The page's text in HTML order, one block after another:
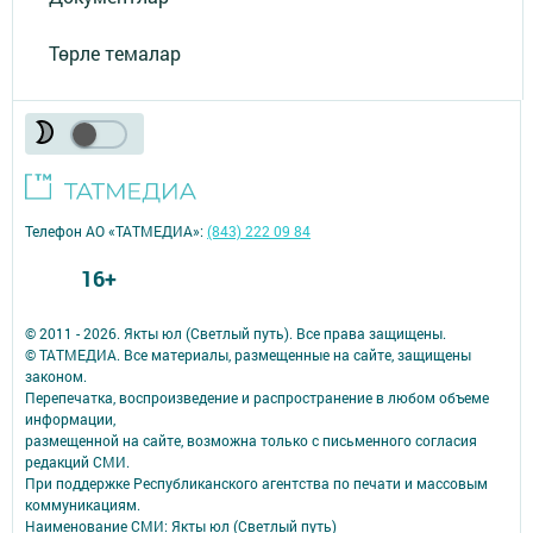
Төрле темалар
© 2011 - 2026. Якты юл (Светлый путь). Все права защищены.
© ТАТМЕДИА. Все материалы, размещенные на сайте, защищены
законом.
Перепечатка, воспроизведение и распространение в любом объеме
информации,
размещенной на сайте, возможна только с письменного согласия
редакций СМИ.
При поддержке Республиканского агентства по печати и массовым
коммуникациям.
Наименование СМИ: Якты юл (Светлый путь)
Телефон АО «ТАТМЕДИА»:(843) 222 09 84
16+